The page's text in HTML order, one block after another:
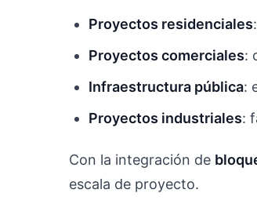
Proyectos residenciales
Proyectos comerciales:
Infraestructura pública:
Proyectos industriales:
Con la integración de
escala de proyecto.